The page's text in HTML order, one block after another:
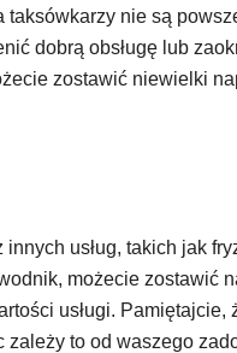
taksówkarzy nie są
dobrą obsługę lub
zostawić niewielki
usług, takich jak
możecie zostawić
usługi. Pamiętajcie,
zależy to od waszego